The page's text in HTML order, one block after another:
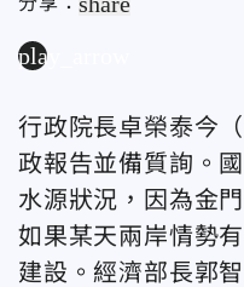
play_arrow
行政院長卓榮泰今
政報告並備質詢。
水源狀況，因為金
如果某天兩岸情勢
建設。經濟部長郭